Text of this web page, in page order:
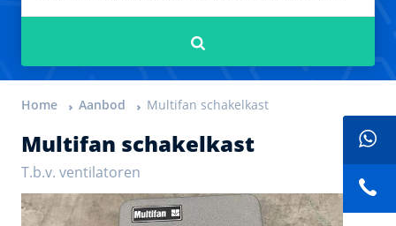
Home Aanbod Multifan schakelkast
Multifan schakelkast
T.b.v. ventilatoren